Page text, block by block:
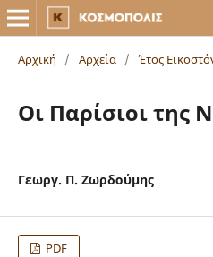
Αρχική / Αρχεία / Έτος
Οι Παρίσιοι της
Γεωργ. Π. Ζωρδούμης
PDF